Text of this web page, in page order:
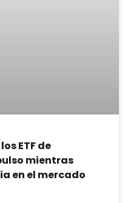
ETF de
mientras
en el mercado